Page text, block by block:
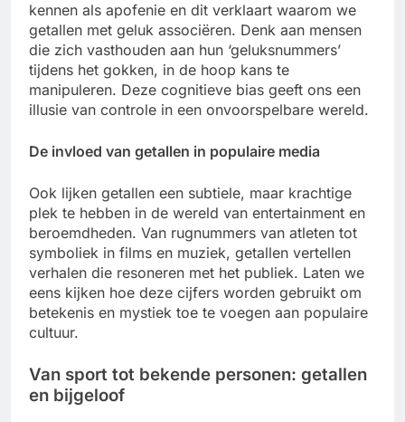
kennen als apofenie en dit verklaart waarom we
getallen met geluk associëren. Denk aan mensen
die zich vasthouden aan hun ‘geluksnummers’
tijdens het gokken, in de hoop kans te
manipuleren. Deze cognitieve bias geeft ons een
illusie van controle in een onvoorspelbare wereld.
De invloed van getallen in populaire media
Ook lijken getallen een subtiele, maar krachtige
plek te hebben in de wereld van entertainment en
beroemdheden. Van rugnummers van atleten tot
symboliek in films en muziek, getallen vertellen
verhalen die resoneren met het publiek. Laten we
eens kijken hoe deze cijfers worden gebruikt om
betekenis en mystiek toe te voegen aan populaire
cultuur.
Van sport tot bekende personen: getallen
en bijgeloof